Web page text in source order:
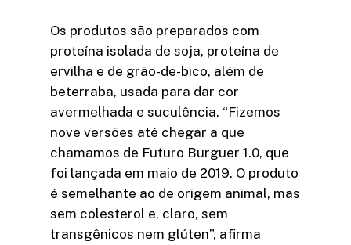
Os produtos são preparados com
proteína isolada de soja, proteína de
ervilha e de grão-de-bico, além de
beterraba, usada para dar cor
avermelhada e suculência. “Fizemos
nove versões até chegar a que
chamamos de Futuro Burguer 1.0, que
foi lançada em maio de 2019. O produto
é semelhante ao de origem animal, mas
sem colesterol e, claro, sem
transgênicos nem glúten”, afirma